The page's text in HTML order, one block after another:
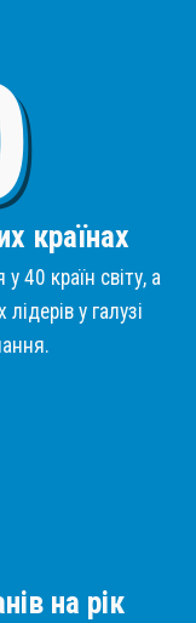
країнах
40 країн світу, а
у галузі
на рік